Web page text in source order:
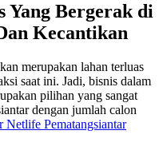
Yang Bergerak di
Kecantikan
merupakan lahan terluas
saat ini. Jadi, bisnis dalam
pilihan yang sangat
dengan jumlah calon